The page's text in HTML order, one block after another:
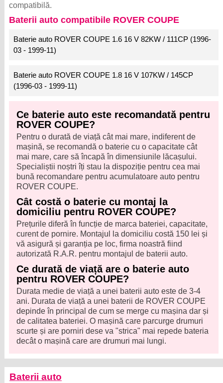
compatibilă.
Baterii auto compatibile ROVER COUPE
Baterie auto ROVER COUPE 1.6 16 V 82KW / 111CP (1996-
03 - 1999-11)
Baterie auto ROVER COUPE 1.8 16 V 107KW / 145CP
(1996-03 - 1999-11)
Ce baterie auto este recomandată pentru
ROVER COUPE?
Pentru o durată de viață cât mai mare, indiferent de
mașină, se recomandă o baterie cu o capacitate cât
mai mare, care să încapă în dimensiunile lăcașului.
Specialiștii noștri îți stau la dispoziție pentru cea mai
bună recomandare pentru acumulatoare auto pentru
ROVER COUPE.
Cât costă o baterie cu montaj la
domiciliu pentru ROVER COUPE?
Prețurile diferă în funcție de marca bateriei, capacitate,
curent de pornire. Montajul la domiciliu costă 150 lei și
vă asigură și garanția pe loc, firma noastră fiind
autorizată R.A.R. pentru montajul de baterii auto.
Ce durată de viață are o baterie auto
pentru ROVER COUPE?
Durata medie de viață a unei baterii auto este de 3-4
ani. Durata de viață a unei baterii de ROVER COUPE
depinde în principal de cum se merge cu mașina dar și
de calitatea bateriei. O mașină care parcurge drumuri
scurte și are porniri dese va "strica" mai repede bateria
decât o mașină care are drumuri mai lungi.
Baterii auto